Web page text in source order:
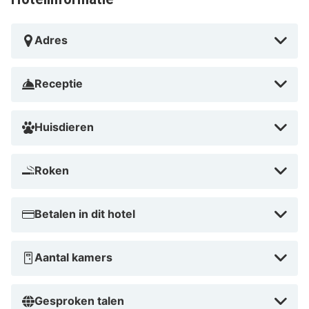
van Wintersportplaats Garmisch-Partenkirchen en op
8,7 km van Olympic Hill.
Dicht bij Kreuzeckbahn
Adres
Receptie
Huisdieren
Roken
Betalen in dit hotel
Aantal kamers
Gesproken talen